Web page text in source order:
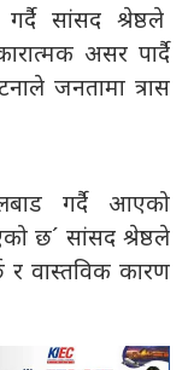
सांसद श्रेष्ठले
असर पार्दै
जनतामा त्रास
गर्दै आएको
छ´ सांसद श्रेष्ठले
र वास्तविक कारण